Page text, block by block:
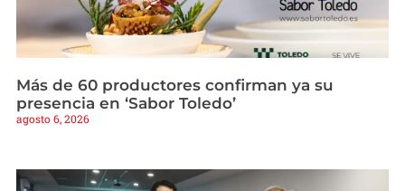
Más de 60 productores confirman ya su
presencia en ‘Sabor Toledo’
agosto 6, 2026